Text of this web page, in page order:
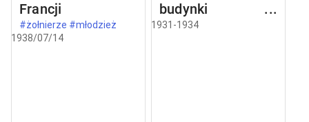
Francji
#żołnierze #młodzież
1938/07/14
budynki w
Częstochowie
1931-1934